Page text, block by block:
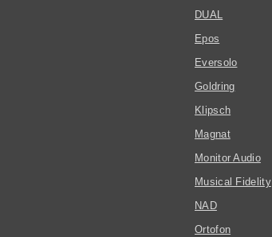
DUAL
Epos
Eversolo
Goldring
Klipsch
Magnat
Monitor Audio
Musical Fidelity
NAD
Ortofon